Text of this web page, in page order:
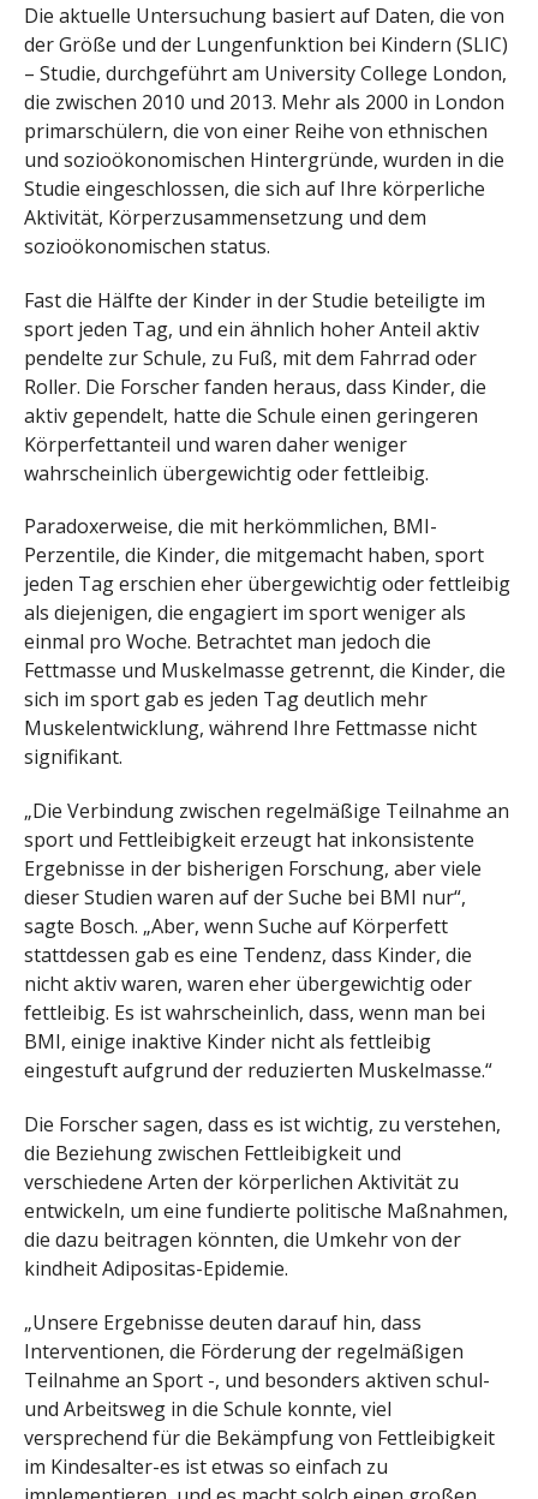
Die aktuelle Untersuchung basiert auf Daten, die von
der Größe und der Lungenfunktion bei Kindern (SLIC)
– Studie, durchgeführt am University College London,
die zwischen 2010 und 2013. Mehr als 2000 in London
primarschülern, die von einer Reihe von ethnischen
und sozioökonomischen Hintergründe, wurden in die
Studie eingeschlossen, die sich auf Ihre körperliche
Aktivität, Körperzusammensetzung und dem
sozioökonomischen status.
Fast die Hälfte der Kinder in der Studie beteiligte im
sport jeden Tag, und ein ähnlich hoher Anteil aktiv
pendelte zur Schule, zu Fuß, mit dem Fahrrad oder
Roller. Die Forscher fanden heraus, dass Kinder, die
aktiv gependelt, hatte die Schule einen geringeren
Körperfettanteil und waren daher weniger
wahrscheinlich übergewichtig oder fettleibig.
Paradoxerweise, die mit herkömmlichen, BMI-
Perzentile, die Kinder, die mitgemacht haben, sport
jeden Tag erschien eher übergewichtig oder fettleibig
als diejenigen, die engagiert im sport weniger als
einmal pro Woche. Betrachtet man jedoch die
Fettmasse und Muskelmasse getrennt, die Kinder, die
sich im sport gab es jeden Tag deutlich mehr
Muskelentwicklung, während Ihre Fettmasse nicht
signifikant.
„Die Verbindung zwischen regelmäßige Teilnahme an
sport und Fettleibigkeit erzeugt hat inkonsistente
Ergebnisse in der bisherigen Forschung, aber viele
dieser Studien waren auf der Suche bei BMI nur“,
sagte Bosch. „Aber, wenn Suche auf Körperfett
stattdessen gab es eine Tendenz, dass Kinder, die
nicht aktiv waren, waren eher übergewichtig oder
fettleibig. Es ist wahrscheinlich, dass, wenn man bei
BMI, einige inaktive Kinder nicht als fettleibig
eingestuft aufgrund der reduzierten Muskelmasse.“
Die Forscher sagen, dass es ist wichtig, zu verstehen,
die Beziehung zwischen Fettleibigkeit und
verschiedene Arten der körperlichen Aktivität zu
entwickeln, um eine fundierte politische Maßnahmen,
die dazu beitragen könnten, die Umkehr von der
kindheit Adipositas-Epidemie.
„Unsere Ergebnisse deuten darauf hin, dass
Interventionen, die Förderung der regelmäßigen
Teilnahme an Sport -, und besonders aktiven schul-
und Arbeitsweg in die Schule konnte, viel
versprechend für die Bekämpfung von Fettleibigkeit
im Kindesalter-es ist etwas so einfach zu